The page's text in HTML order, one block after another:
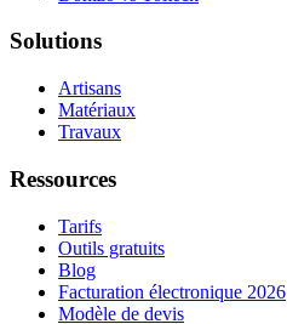
Solutions
Artisans
Matériaux
Travaux
Ressources
Tarifs
Outils gratuits
Blog
Facturation électronique 2026
Modèle de devis